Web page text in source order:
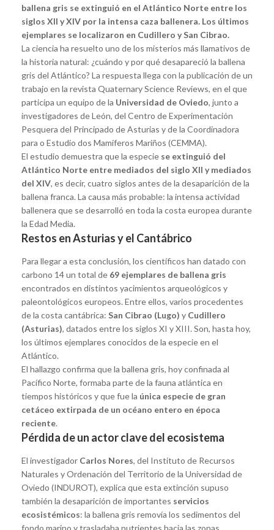
ballena gris se extinguió en el Atlántico Norte entre los
siglos XII y XIV por la intensa caza ballenera. Los últimos
ejemplares se localizaron en Cudillero y San Cibrao.
La ciencia ha resuelto uno de los misterios más llamativos de
la historia natural: ¿cuándo y por qué desapareció la ballena
gris del Atlántico? La respuesta llega con la publicación de un
trabajo en la revista Quaternary Science Reviews, en el que
participa un equipo de la Universidad de Oviedo, junto a
investigadores de León, del Centro de Experimentación
Pesquera del Principado de Asturias y de la Coordinadora
para o Estudio dos Mamíferos Mariños (CEMMA).
El estudio demuestra que la especie se extinguió del
Atlántico Norte entre mediados del siglo XII y mediados
del XIV, es decir, cuatro siglos antes de la desaparición de la
ballena franca. La causa más probable: la intensa actividad
ballenera que se desarrolló en toda la costa europea durante
la Edad Media.
Restos en Asturias y el Cantábrico
Para llegar a esta conclusión, los científicos han datado con
carbono 14 un total de 69 ejemplares de ballena gris
encontrados en distintos yacimientos arqueológicos y
paleontológicos europeos. Entre ellos, varios procedentes
de la costa cantábrica: San Cibrao (Lugo) y Cudillero
(Asturias), datados entre los siglos XI y XIII. Son, hasta hoy,
los últimos ejemplares conocidos de la especie en el
Atlántico.
El hallazgo confirma que la ballena gris, hoy confinada al
Pacífico Norte, formaba parte de la fauna atlántica en
tiempos históricos y que fue la única especie de gran
cetáceo extirpada de un océano entero en época
reciente.
Pérdida de un actor clave del ecosistema
El investigador Carlos Nores, del Instituto de Recursos
Naturales y Ordenación del Territorio de la Universidad de
Oviedo (INDUROT), explica que esta extinción supuso
también la desaparición de importantes servicios
ecosistémicos: la ballena gris removía los sedimentos del
fondo marino y trasladaba nutrientes hacia las zonas